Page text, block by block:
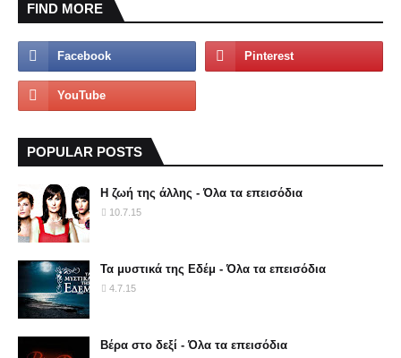
FIND MORE
POPULAR POSTS
Η ζωή της άλλης - Όλα τα επεισόδια
10.7.15
Τα μυστικά της Εδέμ - Όλα τα επεισόδια
4.7.15
Βέρα στο δεξί - Όλα τα επεισόδια